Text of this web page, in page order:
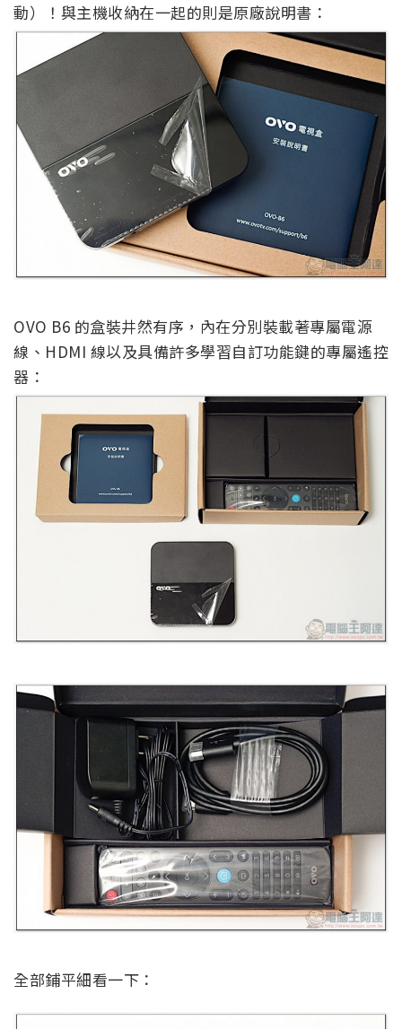
動）！與主機收納在一起的則是原廠說明書：
OVO B6 的盒裝井然有序，內在分別裝載著專屬電源
線、HDMI 線以及具備許多學習自訂功能鍵的專屬遙控
器：
全部鋪平細看一下：